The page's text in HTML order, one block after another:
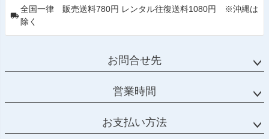
全国一律 販売送料780円 レンタル往復送料1080円 ※沖縄は
除く
お問合せ先
営業時間
お支払い方法